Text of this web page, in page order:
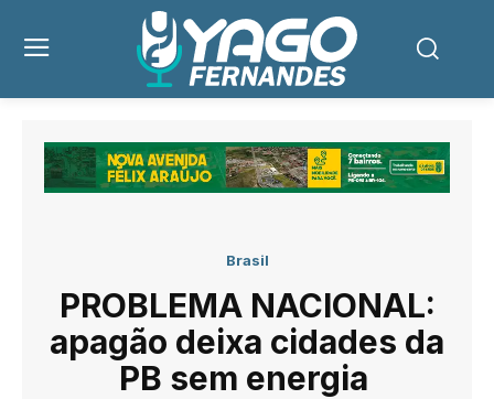
Brasil
PROBLEMA NACIONAL:
apagão deixa cidades da
PB sem energia